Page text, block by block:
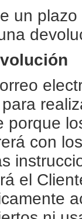
un
porque
con
el